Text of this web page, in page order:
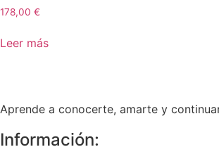
178,00 €
Leer más
Aprende a conocerte, amarte y
Información: